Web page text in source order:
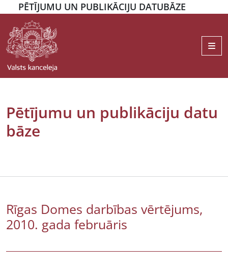
PĒTĪJUMU UN PUBLIKĀCIJU DATUBĀZE
Pētījumu un publikāciju datu
bāze
Rīgas Domes darbības vērtējums,
2010. gada februāris